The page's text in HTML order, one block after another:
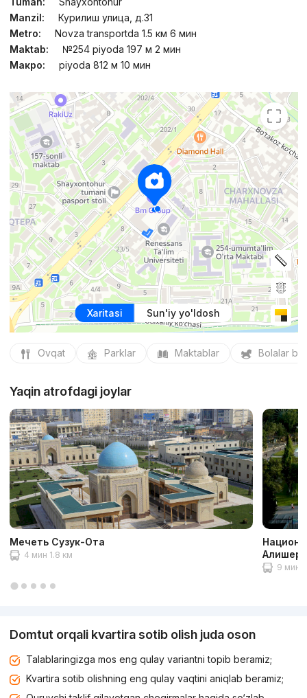
Manzil:
Курилиш улица, д.31
Metro:
Novza transportda 1.5 км 6 мин
Maktab:
№254 piyoda 197 м 2 мин
Макро:
piyoda 812 м 10 мин
Xaritasi Sun'iy yo'ldosh
Ovqat Parklar Maktablar Bolalar
Yaqin atrofdagi joylar
Мечеть Сузук-Ота
4 мин 1.8 км
9 мин
Domtut orqali kvartira sotib olish juda oson
Talablaringizga mos eng qulay variantni topib beramiz;
Kvartira sotib olishning eng qulay vaqtini aniqlab beramiz;